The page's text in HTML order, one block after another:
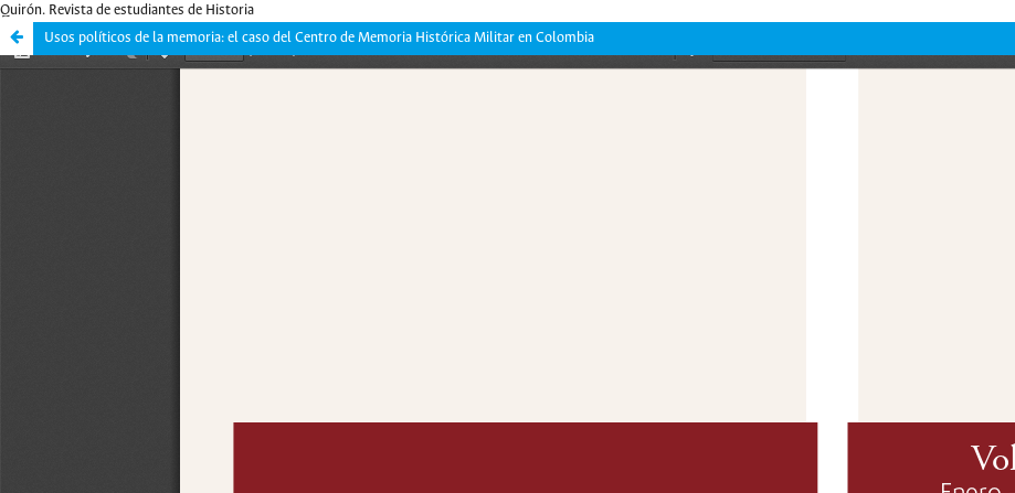
Quirón. Revista de estudiantes de Historia
Usos políticos de la memoria: el caso del Centro de Memoria Histórica Militar en Colombia